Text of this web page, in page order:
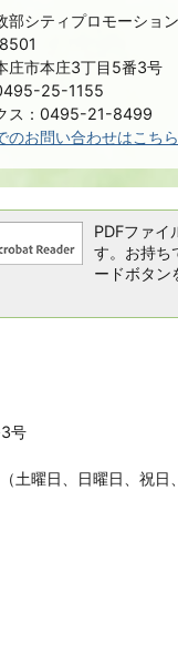
部シティプロモーショ
庄市本庄3丁目5番3号
25-1155
ス：0495-21-8499
のお問い合わせはこちら
PDFファ
す。お持ち
ードボタン
号
（土曜日、日曜日、祝日